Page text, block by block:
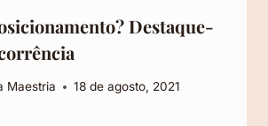
Destaque-
Maestria 18 de agosto, 2021